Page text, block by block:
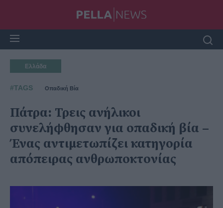
Ελλάδα
#TAGS Οπαδική Βία
Πάτρα: Τρεις ανήλικοι
συνελήφθησαν για οπαδική βία –
Ένας αντιμετωπίζει κατηγορία
απόπειρας ανθρωποκτονίας